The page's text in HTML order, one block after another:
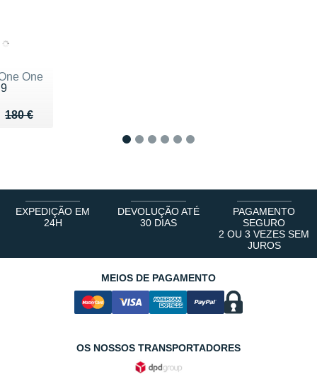
One
180 €
de 180 €
132 €
EXPEDIÇÃO EM
24H
DEVOLUÇÃO ATÉ
30 DIAS
PAGAMENTO
SEGURO
2 OU 3 VEZES SEM
JUROS
MEIOS DE PAGAMENTO
OS NOSSOS TRANSPORTADORES